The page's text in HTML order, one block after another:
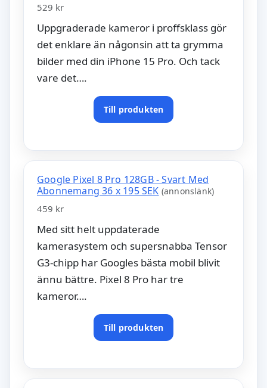
529 kr
Uppgraderade kameror i proffsklass gör
det enklare än någonsin att ta grymma
bilder med din iPhone 15 Pro. Och tack
vare det….
Till produkten
Google Pixel 8 Pro 128GB - Svart Med
Abonnemang 36 x 195 SEK (annonslänk)
459 kr
Med sitt helt uppdaterade
kamerasystem och supersnabba Tensor
G3-chipp har Googles bästa mobil blivit
ännu bättre. Pixel 8 Pro har tre
kameror….
Till produkten